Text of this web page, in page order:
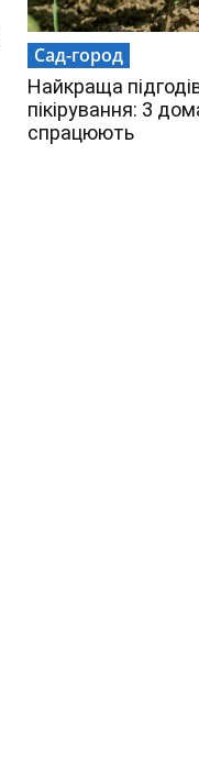
Сад-город
Найкраща
пікірування: 3
спрацюють